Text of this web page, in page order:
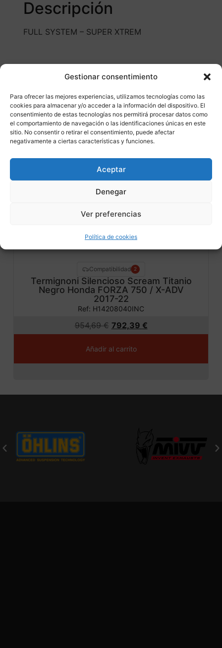
Gestionar consentimiento
Para ofrecer las mejores experiencias, utilizamos tecnologías como las
cookies para almacenar y/o acceder a la información del dispositivo. El
consentimiento de estas tecnologías nos permitirá procesar datos como
el comportamiento de navegación o las identificaciones únicas en este
sitio. No consentir o retirar el consentimiento, puede afectar
negativamente a ciertas características y funciones.
Aceptar
Denegar
Ver preferencias
Política de cookies
Descripción
FULL SYSTEM – SUPER XTREM
Otros productos
Compatibilidad 2
Termignoni Silencioso Scream Titanio
Negro Honda FORZA 750 / X-ADV
2017-22
Ref: H14208040INC
954,69€ 792,39 €
Añadir al carrito